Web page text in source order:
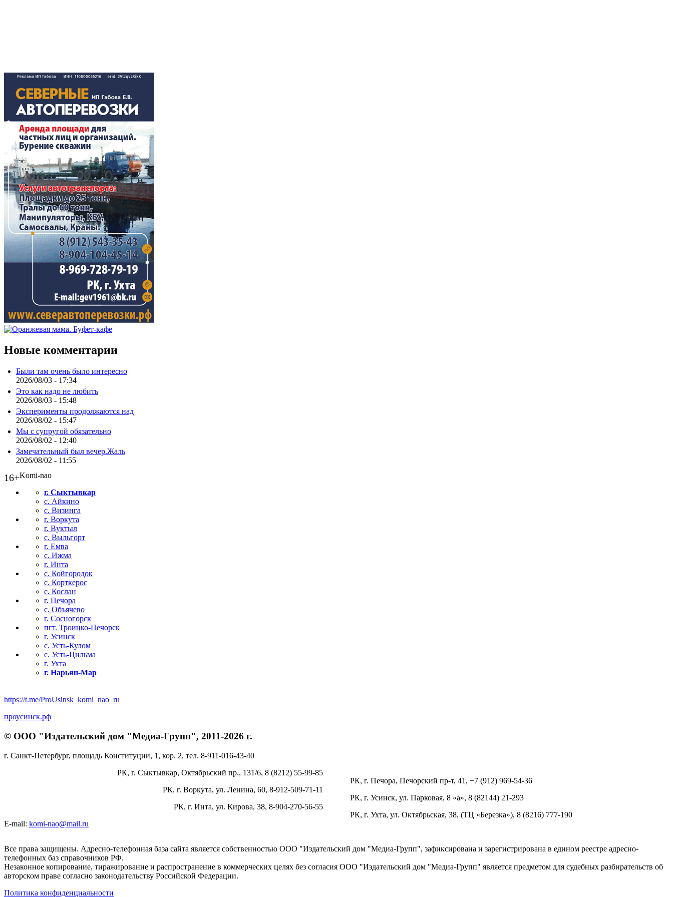
Новые комментарии
Были там очень было интересно
2026/08/03 - 17:34
Это как надо не любить
2026/08/03 - 15:48
Эксперименты продолжаются над
2026/08/02 - 15:47
Мы с супругой обязательно
2026/08/02 - 12:40
Замечательный был вечер.Жаль
2026/08/02 - 11:55
16+Komi-nao
г. Сыктывкар
с. Айкино
с. Визинга
г. Воркута
г. Вуктыл
с. Выльгорт
г. Емва
с. Ижма
г. Инта
с. Койгородок
с. Корткерос
с. Кослан
г. Печора
с. Объячево
г. Сосногорск
пгт. Троицко-Печорск
г. Усинск
с. Усть-Кулом
с. Усть-Цильма
г. Ухта
г. Нарьян-Мар
https://t.me/ProUsinsk_komi_nao_ru
проусинск.рф
© ООО "Издательский дом "Медиа-Групп", 2011-2026 г.
г. Санкт-Петербург, площадь Конституции, 1, кор. 2, тел. 8-911-016-43-40
РК, г. Печора, Печорский пр-т, 41, +7 (912) 969-54-36
РК, г. Усинск, ул. Парковая, 8 «а», 8 (82144) 21-293
РК, г. Ухта, ул. Октябрьская, 38, (ТЦ «Березка»), 8 (8216) 777-190
РК, г. Сыктывкар, Октябрьский пр., 131/6, 8 (8212) 55-99-85
РК, г. Воркута, ул. Ленина, 60, 8-912-509-71-11
РК, г. Инта, ул. Кирова, 38, 8-904-270-56-55
E-mail: komi-nao@mail.ru
Все права защищены. Адресно-телефонная база сайта является собственностью ООО "Издательский дом "Медиа-Групп", зафиксирована и зарегистрирована в едином реестре адресно-
телефонных баз справочников РФ.
Незаконное копирование, тиражирование и распространение в коммерческих целях без согласия ООО "Издательский дом "Медиа-Групп" является предметом для судебных разбирательств об
авторском праве согласно законодательству Российской Федерации.
Политика конфиденциальности